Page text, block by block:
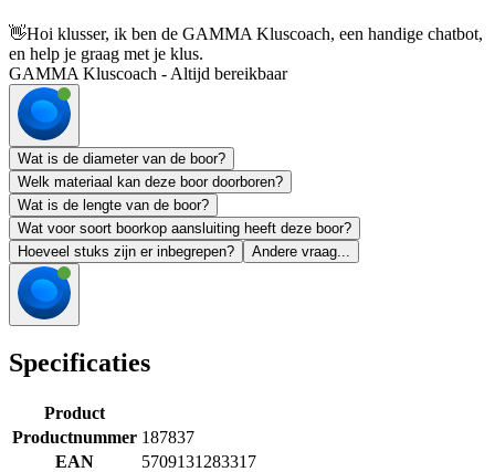
👋Hoi klusser, ik ben de GAMMA Kluscoach, een handige chatbot,
en help je graag met je klus.
GAMMA Kluscoach - Altijd bereikbaar
Wat is de diameter van de boor?
Welk materiaal kan deze boor doorboren?
Wat is de lengte van de boor?
Wat voor soort boorkop aansluiting heeft deze boor?
Hoeveel stuks zijn er inbegrepen?
Andere vraag...
Specificaties
Product
Productnummer 187837
EAN
5709131283317